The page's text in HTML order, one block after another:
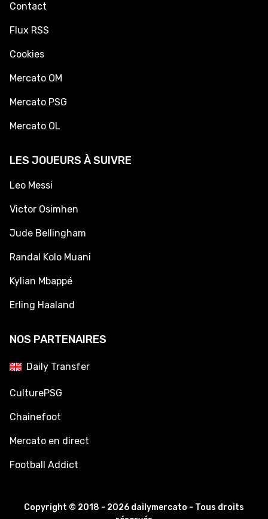
Contact
Flux RSS
Cookies
Mercato OM
Mercato PSG
Mercato OL
LES JOUEURS À SUIVRE
Leo Messi
Victor Osimhen
Jude Bellingham
Randal Kolo Muani
Kylian Mbappé
Erling Haaland
NOS PARTENAIRES
Daily Transfer
CulturePSG
Chainefoot
Mercato en direct
Football Addict
Copyright © 2018 - 2026 dailymercato - Tous droits